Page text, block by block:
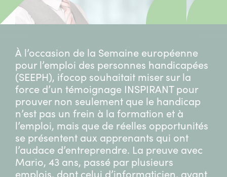
À l’occasion de la Semaine européenne
pour l’emploi des personnes handicapées
(SEEPH), ifocop souhaitait miser sur la
force d’un témoignage INSPIRANT pour
prouver non seulement que le handicap
n’est pas un frein à la formation et à
l’emploi, mais que de réelles opportunités
se présentent aux apprenants qui ont
l’audace d’entreprendre. La preuve avec
Mario, 43 ans, passé par plusieurs